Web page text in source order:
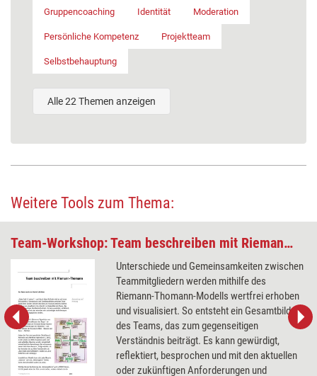
Gruppencoaching Identität Moderation
Persönliche Kompetenz Projektteam
Selbstbehauptung
Alle 22 Themen anzeigen
Weitere Tools zum Thema:
Team-Workshop: Team beschreiben mit Riemann-Thomann
Unterschiede und Gemeinsamkeiten zwischen
Teammitgliedern werden mithilfe des
Riemann-Thomann-Modells wertfrei erhoben
und visualisiert. So entsteht ein Gesamtbild
des Teams, das zum gegenseitigen
Verständnis beiträgt. Es kann gewürdigt,
reflektiert, besprochen und mit den aktuellen
oder zukünftigen Anforderungen und